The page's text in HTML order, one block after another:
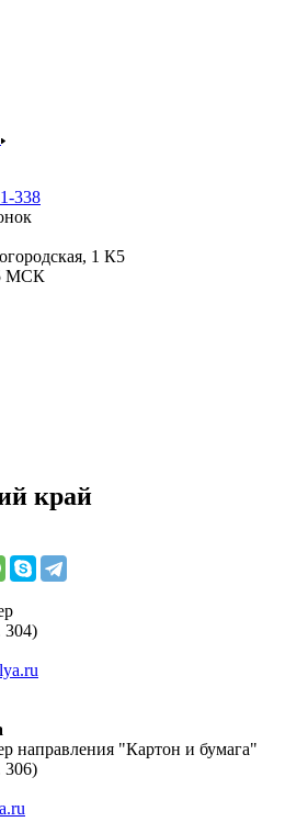
338
1 К5
МСК
край
304)
направления "Картон и бумага"
306)